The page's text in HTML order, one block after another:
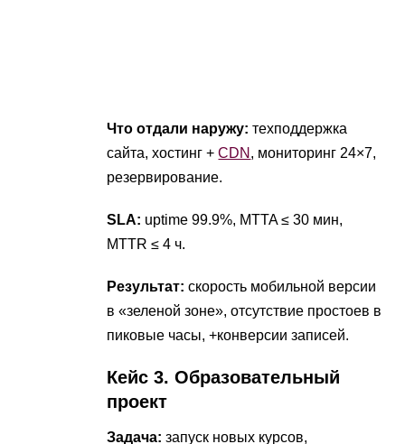
Что отдали наружу: техподдержка
сайта, хостинг +CDN , мониторинг 24×7,
резервирование.
SLA: uptime 99.9%, MTTA ≤ 30 мин,
MTTR ≤ 4 ч.
Результат: скорость мобильной версии
в «зеленой зоне», отсутствие простоев в
пиковые часы, +конверсии записей.
Кейс 3. Образовательный
проект
Задача: запуск новых курсов,